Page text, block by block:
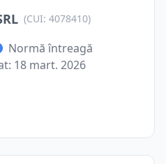
(CUI: 4078410)
Normă întreagă
18 mart. 2026